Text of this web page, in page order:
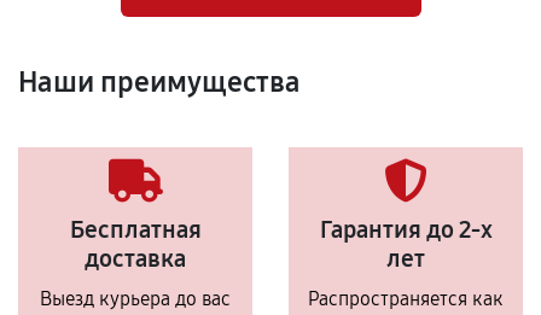
Наши преимущества
Бесплатная
доставка
Выезд курьера до вас
Гарантия до 2-х
лет
Распространяется как